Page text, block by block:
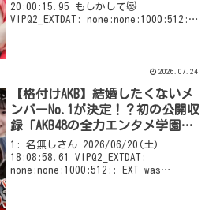
20:00:15.95 もしかして😻
VIPQ2_EXTDAT: none:none:1000:512::
2026.07.24
【格付けAKB】結婚したくないメ
ンバーNo.1が決定！？初の公開収
録「AKB48の全力エンタメ学園」
#18】公開ｷﾀｰｰｰ(ﾟ∀ﾟ) ｰｰｰ!!
1: 名無しさん 2026/06/20(土)
18:08:58.61 VIPQ2_EXTDAT:
none:none:1000:512:: EXT was